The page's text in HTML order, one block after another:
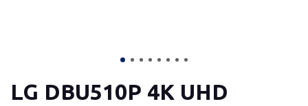
LG DBU510P 4K UHD